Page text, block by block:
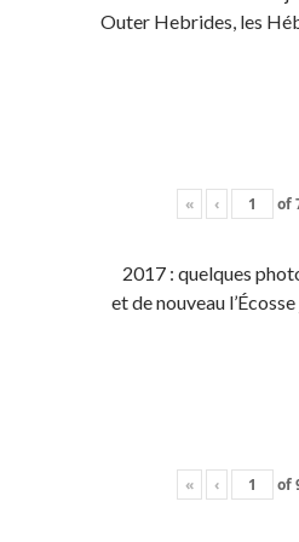
Outer Hebrides, les
« ‹ of
2017 : quelques
et de nouveau
« ‹ of